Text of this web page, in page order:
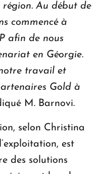
Au début de
commencé à
afin de nous
en Géorgie.
travail et
Gold à
M. Barnovi.
selon Christina
est
des solutions